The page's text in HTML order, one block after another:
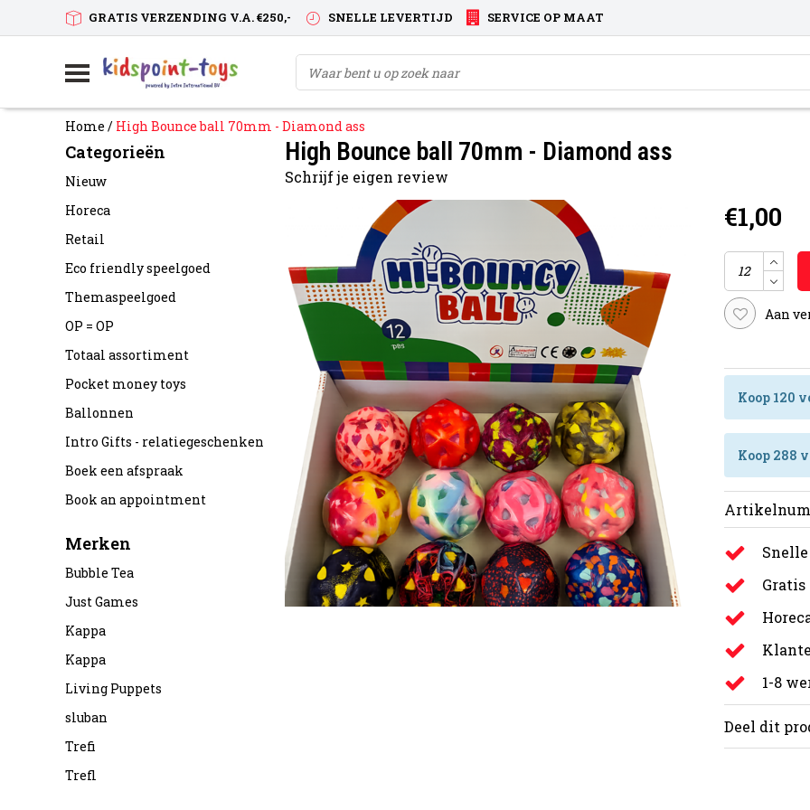
GRATIS VERZENDING V.A. €250,- SNELLE LEVERTIJD SERVICE OP MAAT
Home / High Bounce ball 70mm - Diamond ass
Categorieën
Nieuw
Horeca
Retail
Eco friendly speelgoed
Themaspeelgoed
OP = OP
Totaal assortiment
Pocket money toys
Ballonnen
Intro Gifts - relatiegeschenken
Boek een afspraak
Book an appointment
Merken
Bubble Tea
Just Games
Kappa
Kappa
Living Puppets
sluban
Trefi
Trefl
High Bounce ball 70mm - Diamond ass
Schrijf je eigen review
€1,00
Aan
Koop 120
Koop 288
Gratis
1-8
Deel dit